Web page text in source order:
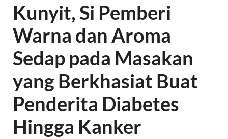
Kunyit, Si Pemberi
Warna dan Aroma
Sedap pada Masakan
yang Berkhasiat Buat
Penderita Diabetes
Hingga Kanker